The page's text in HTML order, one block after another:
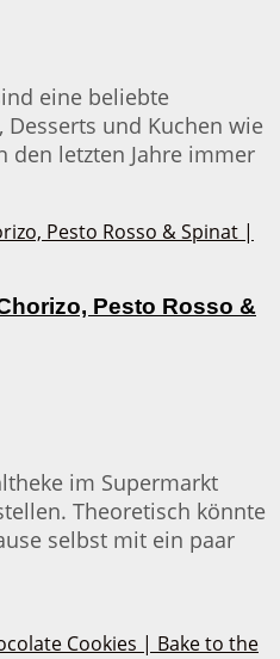
eine beliebte
und Kuchen wie
den letzten Jahre immer
Pesto Rosso &
im Supermarkt
Theoretisch könnte
selbst mit ein paar